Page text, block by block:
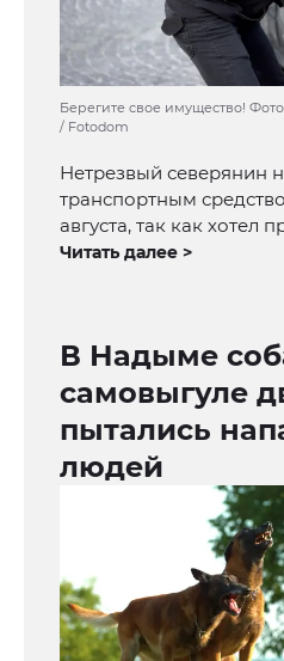
Берегите свое имущество!
/ Fotodom
Нетрезвый северянин
транспортным
августа, так как хотел
Читать далее >
В Надыме
самовыгуле
пытались
людей